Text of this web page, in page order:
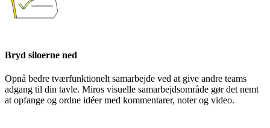
Bryd siloerne ned
Opnå bedre tværfunktionelt samarbejde ved at give andre teams
adgang til din tavle. Miros visuelle samarbejdsområde gør det nemt
at opfange og ordne idéer med kommentarer, noter og video.